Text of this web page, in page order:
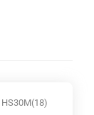
HS30M(18)